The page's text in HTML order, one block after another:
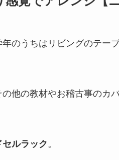
のうちはリビングのテー
他の教材やお稽古事のカ
セルラック 。